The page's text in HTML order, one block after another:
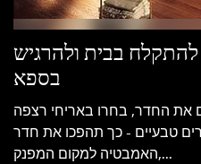
בבית ולהרגיש
בספא
את החדר, בחרו באריחי רצפה
טבעיים - כך תהפכו את חדר
האמבטיה למקום המפנק,...